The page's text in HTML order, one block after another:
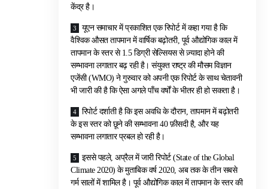
केंद्र है।
यूएन समाचार में प्रकाशित एक रिपोर्ट में कहा गया है कि
वैश्विक औसत तापमान में वार्षिक बढ़ोतरी, पूर्व औद्योगिक काल में
तापमान के स्तर से 1.5 डिग्री सेल्सियस से ज़्यादा होने की
सम्भावना लगातार बढ़ रही है। संयुक्त राष्ट्र की मौसम विज्ञान
एजेंसी (WMO) ने गुरुवार को अपनी एक रिपोर्ट के साथ चेतावनी
भी जारी की है कि ऐसा अगले पाँच वर्षों के भीतर ही हो सकता है।
रिपोर्ट दर्शाती है कि इस अवधि के दौरान, तापमान में बढ़ोतरी
के इस स्तर को छूने की सम्भावना 40 फ़ीसदी है, और यह
सम्भावना लगातार प्रबल हो रही है।
इससे पहले, अप्रैल में जारी रिपोर्ट (State of the Global
Climate 2020) के मुताबिक वर्ष 2020, अब तक के तीन सबसे
गर्म सालों में शामिल है। पूर्व औद्योगिक काल में तापमान के स्तर की